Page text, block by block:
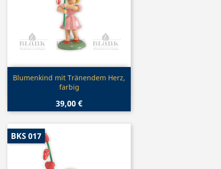
Vorschau
Blumenkind mit Tränendem Herz,
farbig
39,00 €
BKS 017